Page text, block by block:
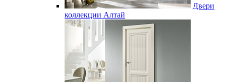
Двери
коллекции Алтай